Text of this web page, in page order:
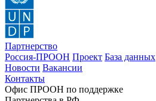
Партнерство
Россия-ПРООН Проект База данных
Новости Вакансии
Контакты
Офис ПРООН по поддержке